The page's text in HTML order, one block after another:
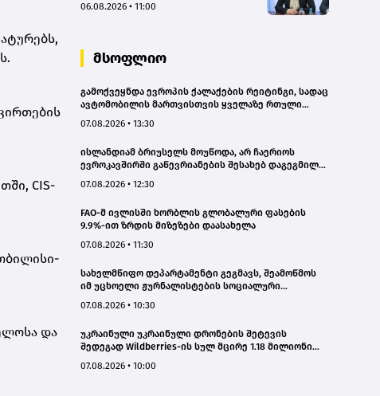
CIS-
და
სამოქმედო გეგმა – თამარ
06.08.2026 • 11:00
მსოფლიო
გამოქვეყნდა ევროპის ქალაქების რეიტინგი, სადაც
ავტომობილის მართვისთვის ყველაზე რთული
07.08.2026 • 13:30
ისლანდიამ ბრიუსელს მოუწოდა, არ ჩაერიოს
ევროკავშირში გაწევრიანების შესახებ დაგეგმილ
07.08.2026 • 12:30
FAO-მ ივლისში ხორბლის გლობალური ფასების
9.9%-ით ზრდის მიზეზები დაასახელა
07.08.2026 • 11:30
სახელმწიფო დეპარტამენტი გეგმავს, შეამოწმოს
იმ უცხოელი ჟურნალისტების სოციალური
ვიზას ითხოვენ – „როიტერი“
07.08.2026 • 10:30
უკრაინული უკრაინული დრონების შეტევის
შედეგად Wildberries-ის სულ მცირე 1.18 მილიონი
07.08.2026 • 10:00